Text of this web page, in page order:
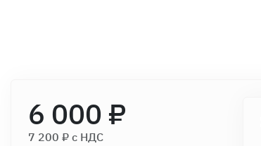
6 000 ₽
7 200 ₽ c НДС